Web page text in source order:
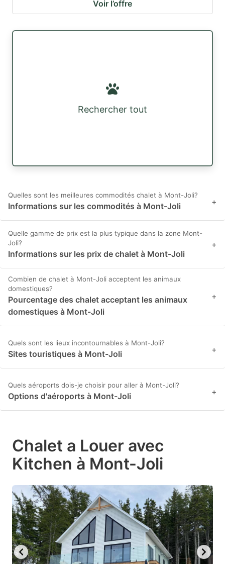
Voir l’offre
Rechercher tout
Quelles sont les meilleures commodités chalet à Mont-Joli?
Informations sur les commodités à Mont-Joli +
Quelle gamme de prix est la plus typique dans la zone Mont-
Joli?
Informations sur les prix de chalet à Mont-Joli
+
Combien de chalet à Mont-Joli acceptent les animaux
domestiques?
Pourcentage des chalet acceptant les animaux
domestiques à Mont-Joli
+
Quels sont les lieux incontournables à Mont-Joli?
Sites touristiques à Mont-Joli +
Quels aéroports dois-je choisir pour aller à Mont-Joli?
Options d'aéroports à Mont-Joli +
Chalet a Louer avec
Kitchen à Mont-Joli